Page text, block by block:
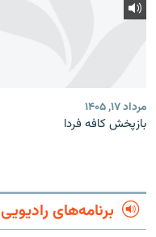
مرداد ۱۷, ۱۴۰۵
بازپخش کافه فردا
برنامه‌های رادیویی